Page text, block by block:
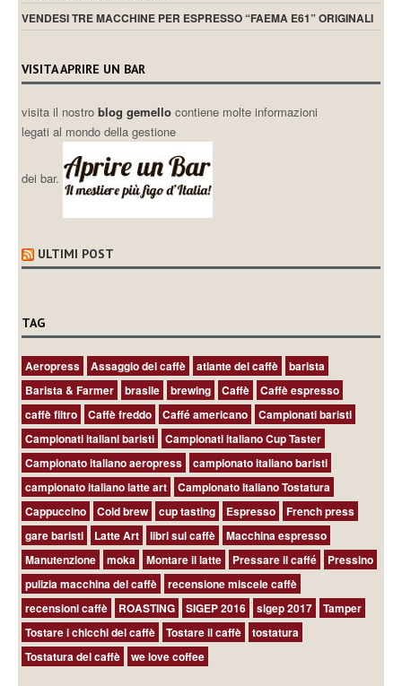
VENDESI TRE MACCHINE PER ESPRESSO “FAEMA E61” ORIGINALI
VISITA APRIRE UN BAR
visita il nostroblog gemellocontiene molte informazioni
legati al mondo della gestione
dei bar.
ULTIMI POST
TAG
Aeropress Assaggio del caffè atlante del caffè
barista
Barista & Farmer
brasile brewing Caffè
Caffè espresso
caffè filtro
Caffè freddo Caffé americano
Campionati baristi
Campionati italiani baristi
Campionati italiano Cup Taster
Campionato italiano aeropress
campionato italiano baristi
campionato italiano latte art
Campionato Italiano Tostatura
Cappuccino
Cold brew cup tasting Espresso
French press
gare baristi
Latte Art libri sul caffè
Macchina espresso
Manutenzione
moka Montare il latte Pressare il caffé
Pressino
pulizia macchina del caffè
recensione miscele caffè
recensioni caffè
ROASTING SIGEP 2016 sigep 2017
Tamper
Tostare i chicchi del caffè
Tostare il caffè
tostatura
Tostatura del caffè
we love coffee